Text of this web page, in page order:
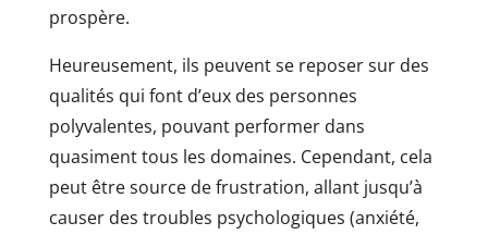
prospère.
Heureusement, ils peuvent se reposer sur des
qualités qui font d’eux des personnes
polyvalentes, pouvant performer dans
quasiment tous les domaines. Cependant, cela
peut être source de frustration, allant jusqu’à
causer des troubles psychologiques (anxiété,